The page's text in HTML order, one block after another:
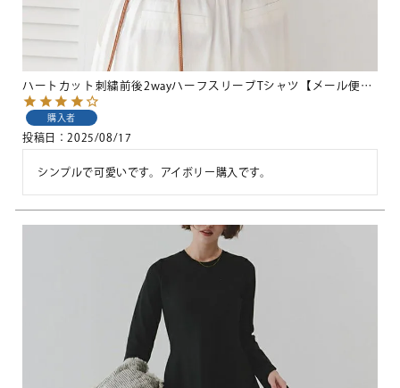
ハートカット刺繍前後2wayハーフスリーブTシャツ【メール便可／100】
購入者
投稿日 2025/08/17
シンプルで可愛いです。アイボリー購入です。